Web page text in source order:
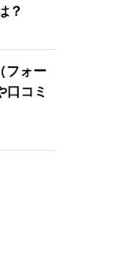
？
フォー
口コミ